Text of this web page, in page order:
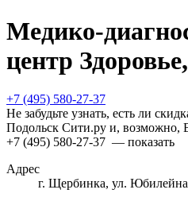
Медико-
центр
+7 (495) 580-27-37
Не забудьте узнать, есть ли
Подольск Сити.ру и, возможно,
+7 (495) 580-27-37 — показать
Адрес
г. Щербинка, ул.